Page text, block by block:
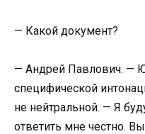
— Какой документ?
— Андрей Павлович. —
специфической
не нейтральной. — Я
ответить мне честно.